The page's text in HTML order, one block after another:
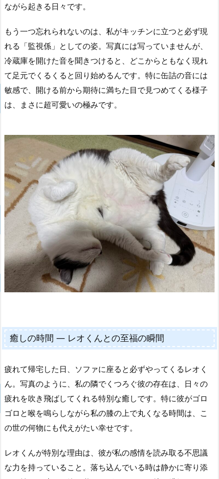
ながら起きる日々です。
もう一つ忘れられないのは、私がキッチンに立つと必ず現
れる「監視係」としての姿。写真には写っていませんが、
冷蔵庫を開けた音を聞きつけると、どこからともなく現れ
て足元でくるくると回り始めるんです。特に缶詰の音には
敏感で、開ける前から期待に満ちた目で見つめてくる様子
は、まさに超可愛いの極みです。
癒しの時間 — レオくんとの至福の瞬間
疲れて帰宅した日、ソファに座ると必ずやってくるレオく
ん。写真のように、私の隣でくつろぐ彼の存在は、日々の
疲れを吹き飛ばしてくれる特別な癒しです。特に彼がゴロ
ゴロと喉を鳴らしながら私の膝の上で丸くなる時間は、こ
の世の何物にも代えがたい幸せです。
レオくんが特別な理由は、彼が私の感情を読み取る不思議
な力を持っていること。落ち込んでいる時は静かに寄り添